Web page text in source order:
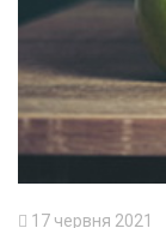
17 червня 2021